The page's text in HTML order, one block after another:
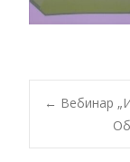
← Вебинар